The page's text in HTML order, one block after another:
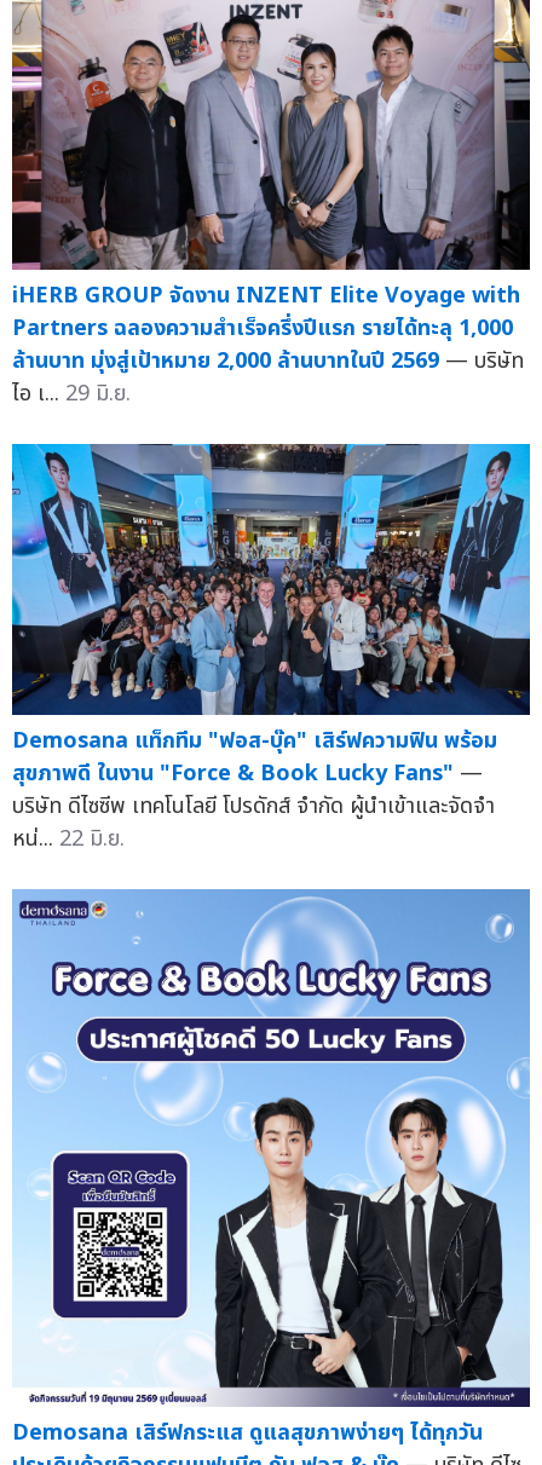
iHERB GROUP จัดงาน INZENT Elite Voyage with
Partners ฉลองความสำเร็จครึ่งปีแรก รายได้ทะลุ 1,000
ล้านบาท มุ่งสู่เป้าหมาย 2,000 ล้านบาทในปี 2569 — บริษัท
ไอ เ... 29 มิ.ย.
Demosana แท็กทีม "ฟอส-บุ๊ค" เสิร์ฟความฟิน พร้อม
สุขภาพดี ในงาน "Force & Book Lucky Fans" —
บริษัท ดีไซซีพ เทคโนโลยี โปรดักส์ จำกัด ผู้นำเข้าและจัดจำ
หน่... 22 มิ.ย.
Demosana เสิร์ฟกระแส ดูแลสุขภาพง่ายๆ ได้ทุกวัน